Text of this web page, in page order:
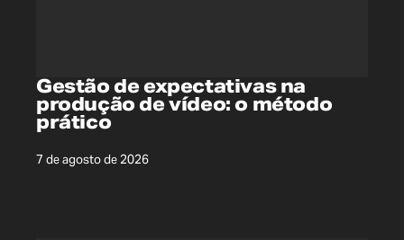
Gestão de expectativas na
produção de vídeo: o método
prático
7 de agosto de 2026